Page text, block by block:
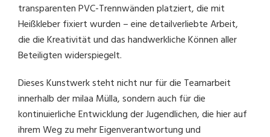
transparenten PVC-Trennwänden platziert, die mit
Heißkleber fixiert wurden – eine detailverliebte Arbeit,
die die Kreativität und das handwerkliche Können aller
Beteiligten widerspiegelt.
Dieses Kunstwerk steht nicht nur für die Teamarbeit
innerhalb der milaa Mülla, sondern auch für die
kontinuierliche Entwicklung der Jugendlichen, die hier auf
ihrem Weg zu mehr Eigenverantwortung und